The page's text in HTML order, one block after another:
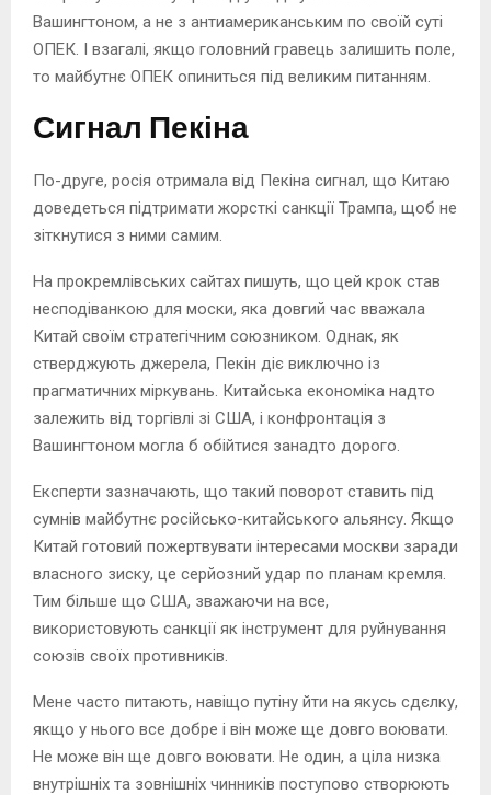
Вашингтоном, а не з антиамериканським по своїй суті
ОПЕК. І взагалі, якщо головний гравець залишить поле,
то майбутнє ОПЕК опиниться під великим питанням.
Сигнал Пекіна
По-друге, росія отримала від Пекіна сигнал, що Китаю
доведеться підтримати жорсткі санкції Трампа, щоб не
зіткнутися з ними самим.
На прокремлівських сайтах пишуть, що цей крок став
несподіванкою для моски, яка довгий час вважала
Китай своїм стратегічним союзником. Однак, як
стверджують джерела, Пекін діє виключно із
прагматичних міркувань. Китайська економіка надто
залежить від торгівлі зі США, і конфронтація з
Вашингтоном могла б обійтися занадто дорого.
Експерти зазначають, що такий поворот ставить під
сумнів майбутнє російсько-китайського альянсу. Якщо
Китай готовий пожертвувати інтересами москви заради
власного зиску, це серйозний удар по планам кремля.
Тим більше що США, зважаючи на все,
використовують санкції як інструмент для руйнування
союзів своїх противників.
Мене часто питають, навіщо путіну йти на якусь сдєлку,
якщо у нього все добре і він може ще довго воювати.
Не може він ще довго воювати. Не один, а ціла низка
внутрішніх та зовнішніх чинників поступово створюють